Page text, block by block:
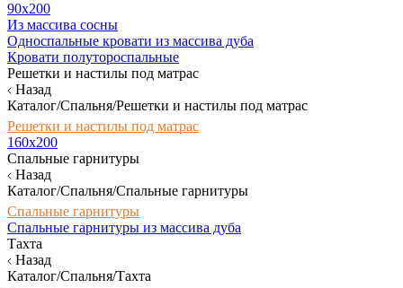
90х200
Из массива сосны
Односпальные кровати из массива дуба
Кровати полутороспальные
Решетки и настилы под матрас
Назад
Каталог/Спальня/Решетки и настилы под матрас
Решетки и настилы под матрас
160х200
Спальные гарнитуры
Назад
Каталог/Спальня/Спальные гарнитуры
Спальные гарнитуры
Спальные гарнитуры из массива дуба
Тахта
Назад
Каталог/Спальня/Тахта